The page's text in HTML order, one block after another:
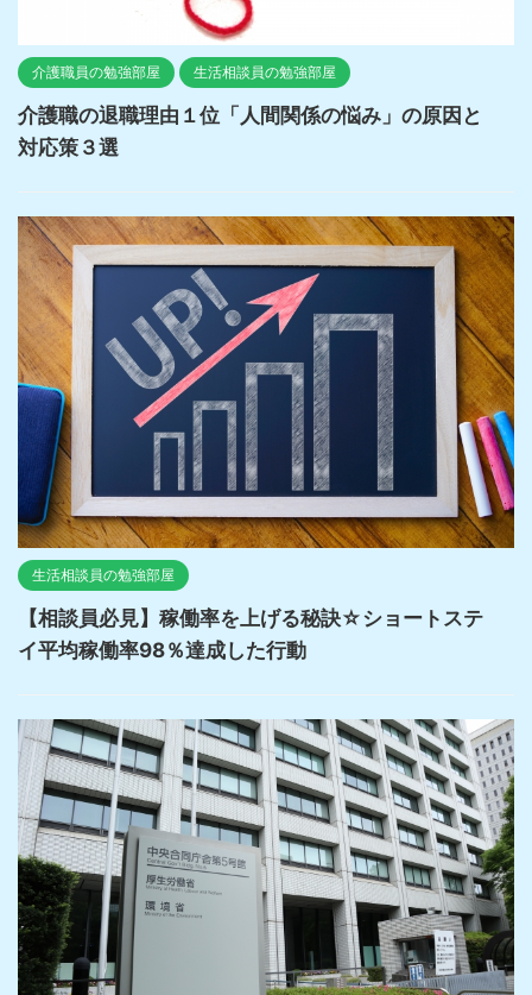
介護職員の勉強部屋 生活相談員の勉強部屋
介護職の退職理由１位「人間関係の悩み」の原因と
対応策３選
生活相談員の勉強部屋
【相談員必見】稼働率を上げる秘訣☆ショートステ
イ平均稼働率98％達成した行動